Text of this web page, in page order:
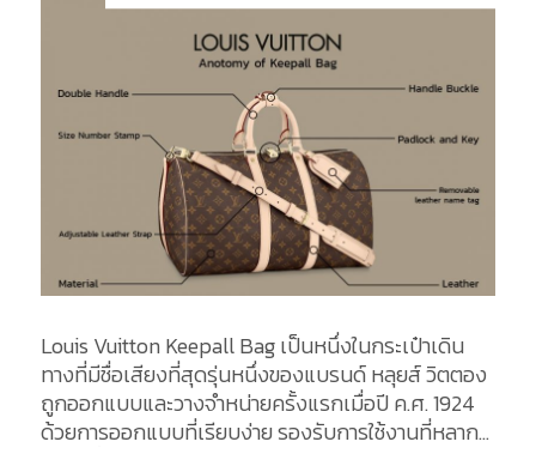
Louis Vuitton Keepall Bag เป็นหนึ่งในกระเป๋าเดิน
ทางที่มีชื่อเสียงที่สุดรุ่นหนึ่งของแบรนด์ หลุยส์ วิตตอง
ถูกออกแบบและวางจำหน่ายครั้งแรกเมื่อปี ค.ศ. 1924
ด้วยการออกแบบที่เรียบง่าย รองรับการใช้งานที่หลาก